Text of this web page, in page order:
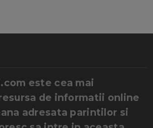
este cea mai
de informatii online
adresata parintilor si